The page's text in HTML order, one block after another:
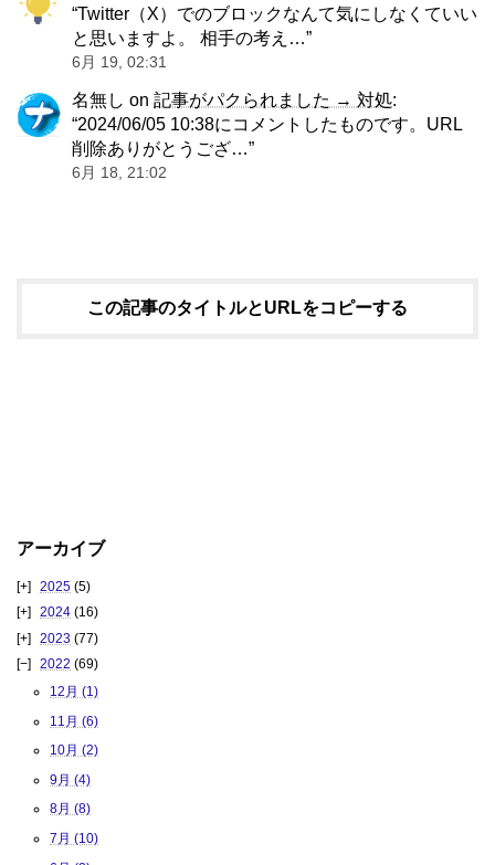
“Twitter（X）でのブロックなんて気にしなくていい
と思いますよ。 相手の考え…”
6月 19, 02:31
名無し on 記事がパクられました → 対処:
“2024/06/05 10:38にコメントしたものです。URL
削除ありがとうござ…”
6月 18, 21:02
この記事のタイトルとURLをコピーする
アーカイブ
2025 (5)
2024 (16)
2023 (77)
2022 (69)
12月 (1)
11月 (6)
10月 (2)
9月 (4)
8月 (8)
7月 (10)